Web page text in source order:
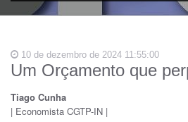
10 de dezembro de 2024 11:55:00
Um Orçamento que
Tiago Cunha
| Economista CGTP-IN |